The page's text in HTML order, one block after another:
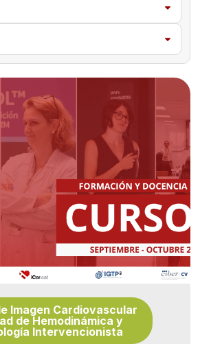
Imagen Cardiovascular
de Hemodinámica y
Intervencionista